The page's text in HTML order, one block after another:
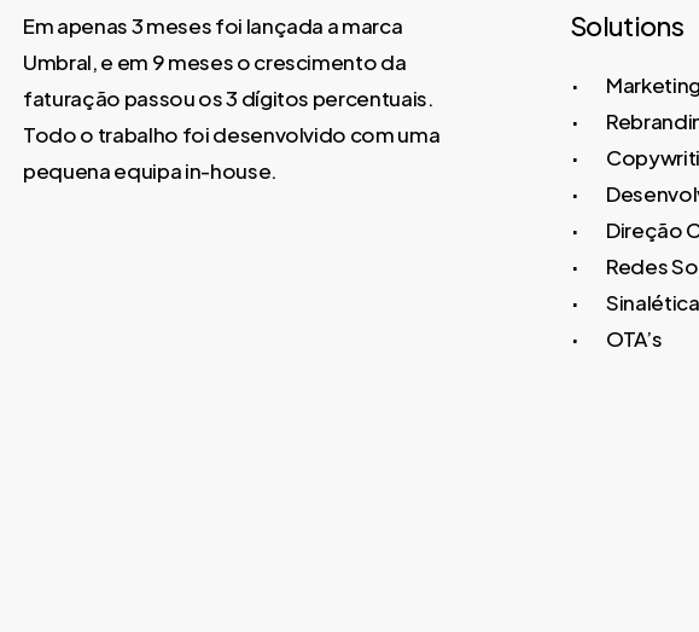
Em apenas 3 meses foi lançada a marca
Umbral, e em 9 meses o crescimento da
faturação passou os 3 dígitos percentuais.
Todo o trabalho foi desenvolvido com uma
pequena equipa in-house.
Solutions
Direção
Redes
Sinalética
OTA’s